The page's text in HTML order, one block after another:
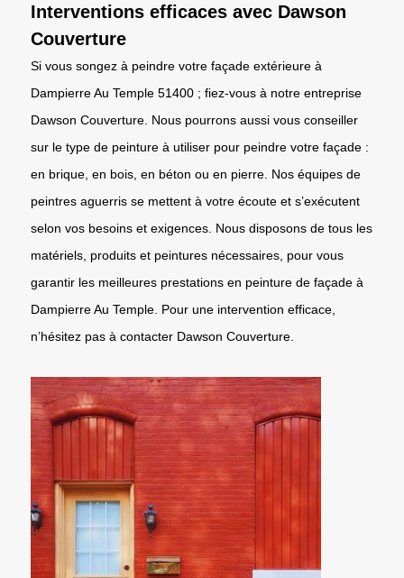
Interventions efficaces avec Dawson
Couverture
Si vous songez à peindre votre façade extérieure à
Dampierre Au Temple 51400 ; fiez-vous à notre entreprise
Dawson Couverture. Nous pourrons aussi vous conseiller
sur le type de peinture à utiliser pour peindre votre façade :
en brique, en bois, en béton ou en pierre. Nos équipes de
peintres aguerris se mettent à votre écoute et s’exécutent
selon vos besoins et exigences. Nous disposons de tous les
matériels, produits et peintures nécessaires, pour vous
garantir les meilleures prestations en peinture de façade à
Dampierre Au Temple. Pour une intervention efficace,
n’hésitez pas à contacter Dawson Couverture.